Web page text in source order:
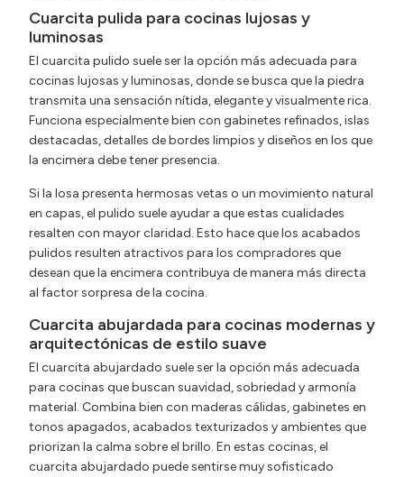
Cuarcita pulida para cocinas lujosas y
luminosas
El cuarcita pulido suele ser la opción más adecuada para
cocinas lujosas y luminosas, donde se busca que la piedra
transmita una sensación nítida, elegante y visualmente rica.
Funciona especialmente bien con gabinetes refinados, islas
destacadas, detalles de bordes limpios y diseños en los que
la encimera debe tener presencia.
Si la losa presenta hermosas vetas o un movimiento natural
en capas, el pulido suele ayudar a que estas cualidades
resalten con mayor claridad. Esto hace que los acabados
pulidos resulten atractivos para los compradores que
desean que la encimera contribuya de manera más directa
al factor sorpresa de la cocina.
Cuarcita abujardada para cocinas modernas y
arquitectónicas de estilo suave
El cuarcita abujardado suele ser la opción más adecuada
para cocinas que buscan suavidad, sobriedad y armonía
material. Combina bien con maderas cálidas, gabinetes en
tonos apagados, acabados texturizados y ambientes que
priorizan la calma sobre el brillo. En estas cocinas, el
cuarcita abujardado puede sentirse muy sofisticado